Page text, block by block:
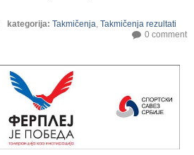
kategorija: Takmičenja, Takmičenja rezultati
0 comment